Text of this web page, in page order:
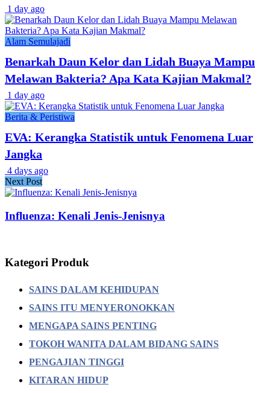
1 day ago
Alam Semulajadi
Benarkah Daun Kelor dan Lidah Buaya Mampu
Melawan Bakteria? Apa Kata Kajian Makmal?
1 day ago
Berita & Peristiwa
EVA: Kerangka Statistik untuk Fenomena Luar
Jangka
4 days ago
Next Post
Influenza: Kenali Jenis-Jenisnya
Kategori Produk
SAINS DALAM KEHIDUPAN
SAINS ITU MENYERONOKKAN
MENGAPA SAINS PENTING
TOKOH WANITA DALAM BIDANG SAINS
PENGAJIAN TINGGI
KITARAN HIDUP